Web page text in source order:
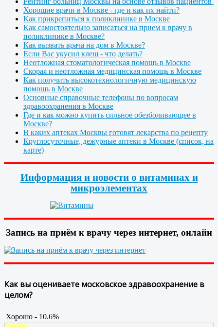
Хорошие врачи в Москве - где и как их найти?
Как прикрепиться к поликлинике в Москве
Как самостоятельно записаться на прием к врачу в
поликлинике в Москве?
Как вызвать врача на дом в Москве?
Если Вас укусил клещ - что делать?
Неотложная стоматологическая помощь в Москве
Скорая и неотложная медицинская помощь в Москве
Как получить высокотехнологичную медицинскую
помощь в Москве
Основные справочные телефоны по вопросам
здравоохранения в Москве
Где и как можно купить сильное обезболивающее в
Москве?
В каких аптеках Москвы готовят лекарства по рецепту
Круглосуточные, дежурные аптеки в Москве (список, на
карте)
Информация и новости о витаминах и
микроэлементах
Запись на приём к врачу через интернет, онлайн
Как вы оцениваете московское здравоохранение в
целом?
Хорошо - 10.6%